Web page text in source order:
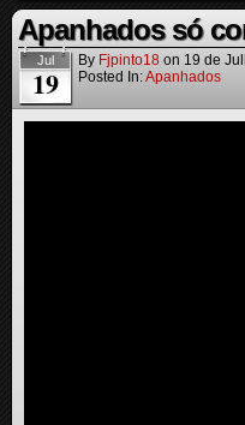
Apanhados só
Jul
19
By Fjpinto18 on 19 de
Posted In:Apanhados